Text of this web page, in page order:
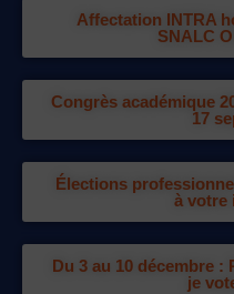
Affectation INTRA
SNALC
Congrès académique
17
Élections
à votre
Du 3 au 10 décembre
je